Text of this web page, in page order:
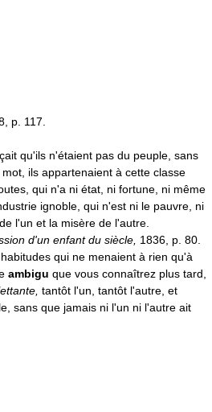
p. 117.
qu'ils n'étaient pas du peuple, sans
ils appartenaient à cette classe
qui n'a ni état, ni fortune, ni même
ignoble, qui n'est ni le pauvre, ni
l'un et la misère de l'autre.
d'un enfant du siècle, 1836, p. 80.
qui ne menaient à rien qu'à
ambigu que vous connaîtrez plus tard,
tantôt l'un, tantôt l'autre, et
sans que jamais ni l'un ni l'autre ait